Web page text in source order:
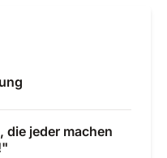
die jeder machen